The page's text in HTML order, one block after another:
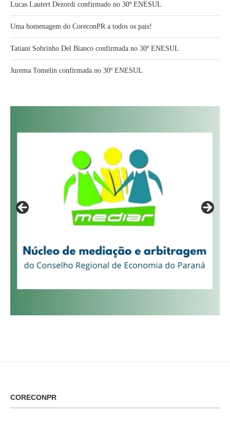
Lucas Lautert Dezordi confirmado no 30º ENESUL
Uma homenagem do CoreconPR a todos os pais!
Tatiani Sobrinho Del Bianco confirmada no 30º ENESUL
Jurema Tomelin confirmada no 30º ENESUL
CORECONPR